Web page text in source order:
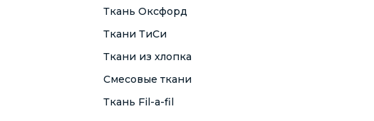
Ткань Оксфорд
Ткани ТиСи
Ткани из хлопка
Смесовые ткани
Ткань Fil-a-fil